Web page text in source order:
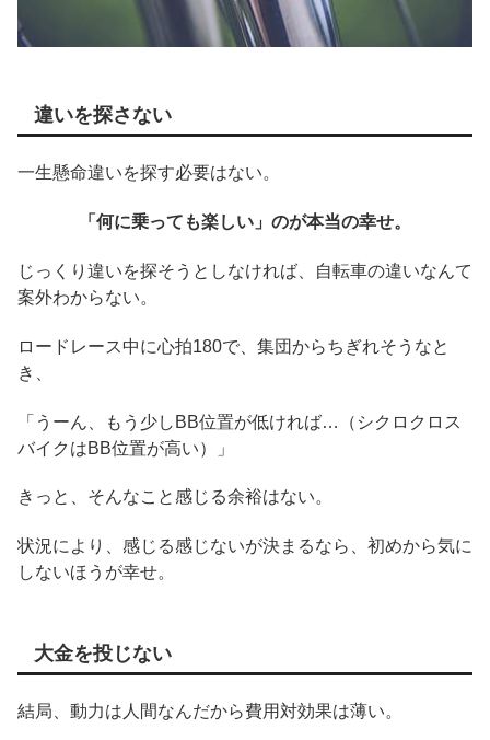
違いを探さない
一生懸命違いを探す必要はない。
「何に乗っても楽しい」のが本当の幸せ。
じっくり違いを探そうとしなければ、自転車の違いなんて
案外わからない。
ロードレース中に心拍180で、集団からちぎれそうなと
き、
「うーん、もう少しBB位置が低ければ…（シクロクロス
バイクはBB位置が高い）」
きっと、そんなこと感じる余裕はない。
状況により、感じる感じないが決まるなら、初めから気に
しないほうが幸せ。
大金を投じない
結局、動力は人間なんだから費用対効果は薄い。